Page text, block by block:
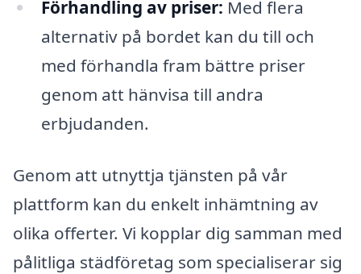
Förhandling av priser: Med flera
alternativ på bordet kan du till och
med förhandla fram bättre priser
genom att hänvisa till andra
erbjudanden.
Genom att utnyttja tjänsten på vår
plattform kan du enkelt inhämtning av
olika offerter. Vi kopplar dig samman med
pålitliga städföretag som specialiserar sig